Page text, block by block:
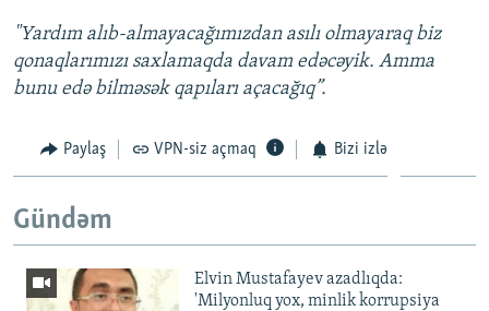
"Yardım alıb-almayacağımızdan asılı olmayaraq biz
qonaqlarımızı saxlamaqda davam edəcəyik. Amma
bunu edə bilməsək qapıları açacağıq”.
Paylaş VPN-siz açmaq Bizi izlə
Gündəm
Elvin Mustafayev azadlıqda:
'Milyonluq yox, minlik korrupsiya